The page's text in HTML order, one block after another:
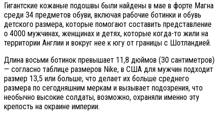
Гигантские кожаные подошвы были найдены в мае в форте Магна
среди 34 предметов обуви, включая рабочие ботинки и обувь
детского размера, которые помогают составить представление
о 4000 мужчинах, женщинах и детях, которые когда-то жили на
территории Англии и вокруг нее к югу от границы с Шотландией.
Длина восьми ботинок превышает 11,8 дюймов (30 сантиметров)
— согласно таблице размеров Nike, в США для мужчин подходит
размер 13,5 или больше, что делает их больше среднего
размера по сегодняшним меркам и вызывает подозрения, что
необычно высокие солдаты, возможно, охраняли именно эту
крепость на окраине империи.